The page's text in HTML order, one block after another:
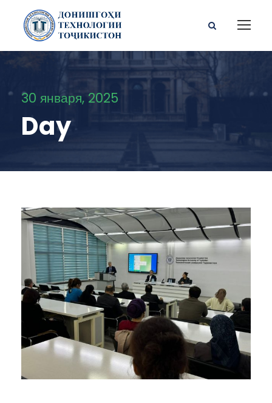
30 января, 2025
Day